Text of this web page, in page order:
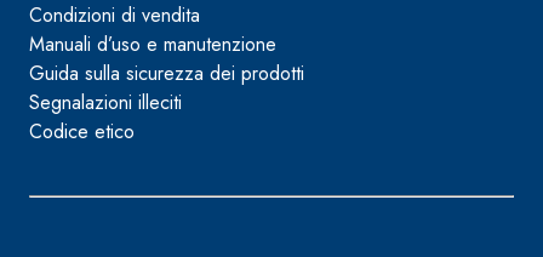
Condizioni di vendita
Manuali d’uso e manutenzione
Guida sulla sicurezza dei prodotti
Segnalazioni illeciti
Codice etico